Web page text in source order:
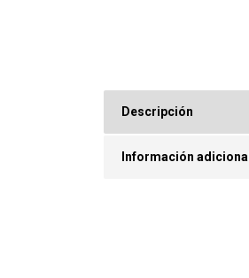
Descripción
Información adicional